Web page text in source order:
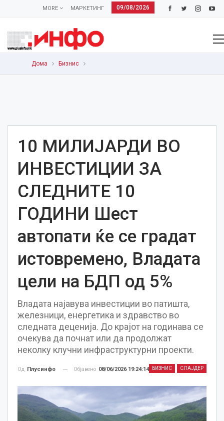
09/08/2026
МАРКЕТИНГ
MORE
Дома Бизнис
10 МИЛИЈАРДИ ВО
ИНВЕСТИЦИИ ЗА
СЛЕДНИТЕ 10
ГОДИНИ Шест
автопати ќе се градат
истовремено, Владата
цели на БДП од 5%
Владата најавува инвестиции во патишта,
железници, енергетика и здравство во
следната деценија. До крајот на годинава се
очекува да почнат или да продолжат
неколку клучни инфраструктурни проекти.
БИЗНИС СЛАЈДЕР
Од Плусинфо Објавено 08/06/2026 19:24:14